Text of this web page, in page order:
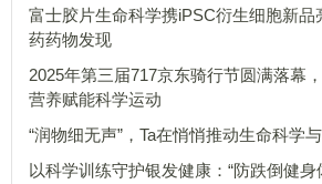
富士胶片生命科学携iPSC衍生细胞新品
药药物发现
2025年第三届717京东骑行节圆满落幕
营养赋能科学运动
“润物细无声”，Ta在悄悄推动生命科学
以科学训练守护银发健康：“防跌倒健